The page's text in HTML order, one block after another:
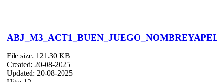
File size: 121.30 KB
Created: 20-08-2025
Updated: 20-08-2025